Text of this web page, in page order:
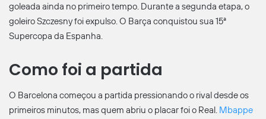
goleada ainda no primeiro tempo. Durante a segunda etapa, o
goleiro Szczesny foi expulso. O Barça conquistou sua 15ª
Supercopa da Espanha.
Como foi a partida
O Barcelona começou a partida pressionando o rival desde os
primeiros minutos, mas quem abriu o placar foi o Real. Mbappe